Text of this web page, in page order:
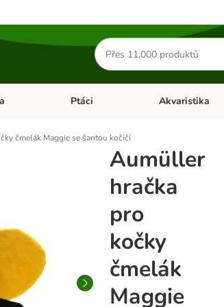
Hledat
produkty
Otevřít menu: Malá zvířata
Ptáci Otevřít menu: Ptáci
Akvaristika
čmelák Maggie se šantou kočičí
Aumüller
hračka
pro
kočky
čmelák
Maggie